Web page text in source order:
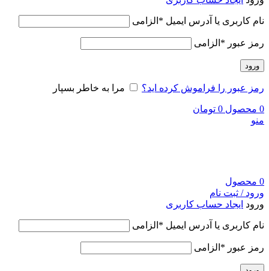
نام کاربری یا آدرس ایمیل * الزامی
رمز عبور * الزامی
ورود
رمز عبور را فراموش کرده اید؟ مرا به خاطر بسپار
0 محصول 0 تومان
منو
0 محصول
ورود / ثبت نام
ورود ایجاد حساب کاربری
نام کاربری یا آدرس ایمیل * الزامی
رمز عبور * الزامی